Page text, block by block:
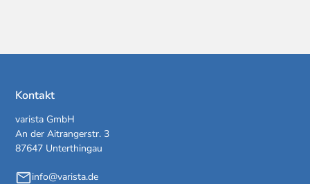
Kontakt
varista GmbH
An der Aitrangerstr. 3
87647 Unterthingau
info@varista.de